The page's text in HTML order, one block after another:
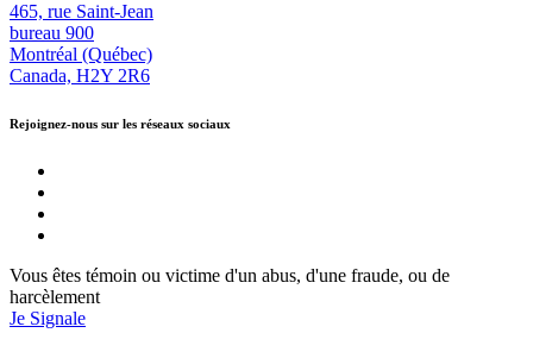
465, rue Saint-Jean
bureau 900
Montréal (Québec)
Canada, H2Y 2R6
Rejoignez-nous sur les réseaux sociaux
Vous êtes témoin ou victime d'un abus, d'une fraude, ou de
harcèlement
Je Signale